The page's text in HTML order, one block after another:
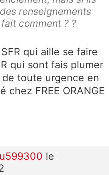
renseignements
comment ? ?
qui aille se faire
qui sont fais plumer
toute urgence en
chez FREE ORANGE
le